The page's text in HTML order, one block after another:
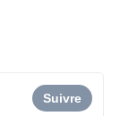
Suivre